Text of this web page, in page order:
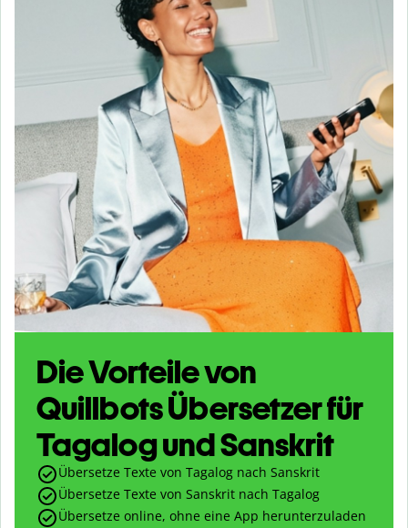
Die Vorteile von
Quillbots Übersetzer für
Tagalog und Sanskrit
Übersetze Texte von Tagalog nach Sanskrit
Übersetze Texte von Sanskrit nach Tagalog
Übersetze online, ohne eine App herunterzuladen